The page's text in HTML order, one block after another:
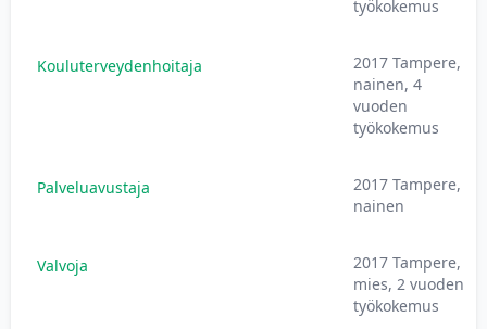
työkokemus
Kouluterveydenhoitaja
2017 Tampere,
nainen, 4
vuoden
työkokemus
Palveluavustaja
2017 Tampere,
nainen
Valvoja
2017 Tampere,
mies, 2 vuoden
työkokemus